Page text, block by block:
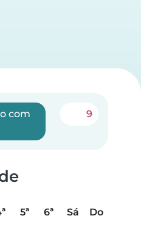
com
9
5ª 6ª Sá
Do